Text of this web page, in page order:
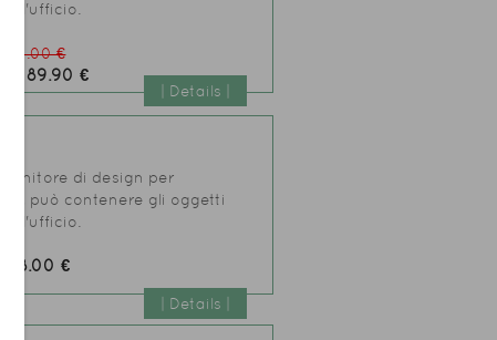
98.00 €
89.90 €
| Details |
di design per
può contenere gli oggetti
98.00 €
| Details |